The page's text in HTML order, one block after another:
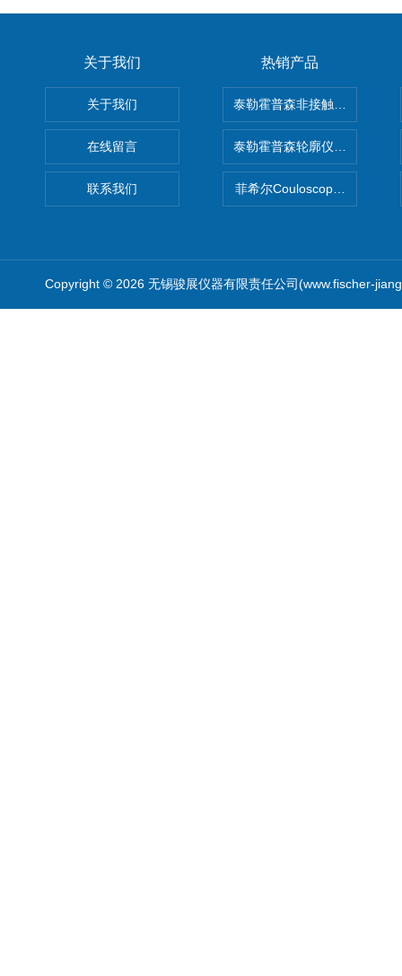
关于我们
关于我们
在线留言
联系我们
热销产品
泰勒霍普森非接触式轮廓仪
泰勒霍普森轮廓仪|TAYLOR
菲希尔Couloscope CMS2电
Copyright © 2026 无锡骏展仪器有限责任公司(www.fischer-